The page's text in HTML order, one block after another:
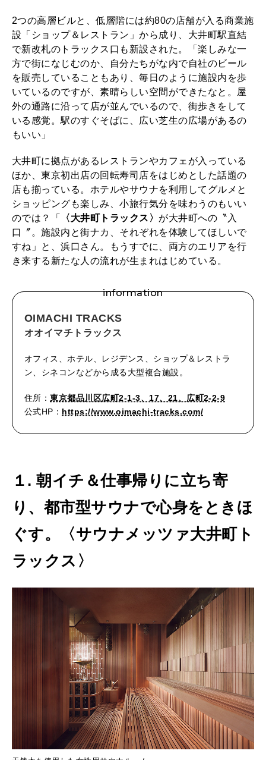
2つの高層ビルと、低層階には約80の店舗が入る商業施
設「ショップ＆レストラン」から成り、大井町駅直結
で新改札のトラックス口も新設された。「楽しみな一
方で街になじむのか、自分たちがな内で自社のビール
を販売していることもあり、毎日のように施設内を歩
いているのですが、素晴らしい空間ができたなと。屋
外の通路に沿って店が並んでいるので、街歩きをして
いる感覚。駅のすぐそばに、広い芝生の広場があるの
もいい」
大井町に拠点があるレストランやカフェが入っている
ほか、東京初出店の回転寿司店をはじめとした話題の
店も揃っている。ホテルやサウナを利用してグルメと
ショッピングも楽しみ、小旅行気分を味わうのもいい
のでは？「
〈大井町トラックス〉 が大井町への〝入
口〞。施設内と街ナカ、それぞれを体験してほしいで
すね」と、浜口さん。もうすでに、両方のエリアを行
き来する新たな人の流れが生まれはじめている。
information
OIMACHI TRACKS
オオイマチトラックス
オフィス、ホテル、レジデンス、ショップ＆レストラ
ン、シネコンなどから成る大型複合施設。
住所：東京都品川区広町2-1-3、17、21、広町2-2-9
公式HP： https://www.oimachi-tracks.com/
１. 朝イチ＆仕事帰りに立ち寄
り、都市型サウナで心身をときほ
ぐす。〈サウナメッツァ大井町ト
ラックス〉